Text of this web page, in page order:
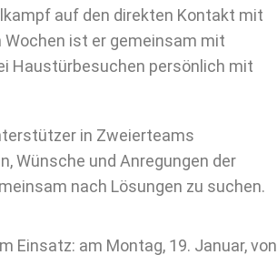
auf den direkten Kontakt mit
Wochen ist er gemeinsam mit
Haustürbesuchen persönlich mit
in Zweierteams
Wünsche und Anregungen der
nach Lösungen zu suchen.
Einsatz: am Montag, 19. Januar, von